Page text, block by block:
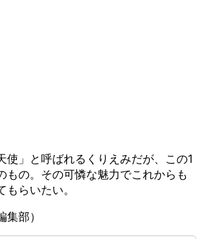
」と呼ばれるくりえみだが、この1
もの。その可憐な魅力でこれからも
らいたい。
集部）